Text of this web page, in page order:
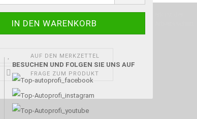
AUF DEN MERKZETTEL
FRAGE ZUM PRODUKT
Vorstellung in die Tat umzusetzen. Unser Handwerk ist der
hochwertige Materialien und nehmen uns für jeden Arbeitsschritt
BESUCHEN UND FOLGEN SIE UNS AUF